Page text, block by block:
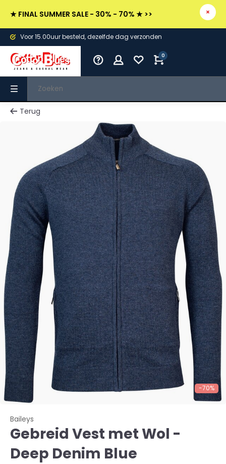
★ FINAL SUMMER SALE - 30% - 70% ★ >>
Voor 15.00uur besteld, dezelfde dag verzonden
0
Terug
-70%
Baileys
Gebreid Vest met Wol -
Deep Denim Blue